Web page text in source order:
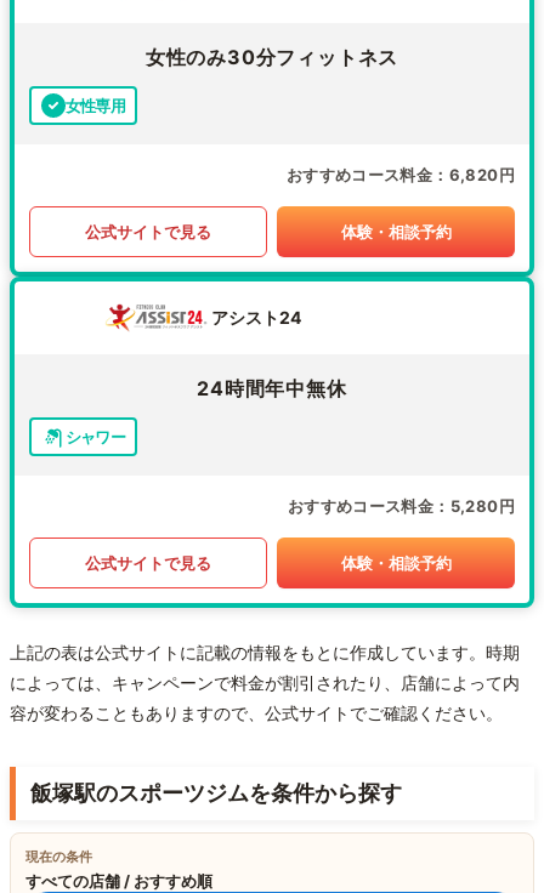
女性のみ30分フィットネス
女性専用
おすすめコース料金 6,820円
公式サイトで見る 体験・相談予約
アシスト24
24時間年中無休
シャワー
おすすめコース料金 5,280円
公式サイトで見る 体験・相談予約
上記の表は公式サイトに記載の情報をもとに作成しています。時期
によっては、キャンペーンで料金が割引されたり、店舗によって内
容が変わることもありますので、公式サイトでご確認ください。
飯塚駅のスポーツジムを条件から探す
現在の条件
すべての店舗 / おすすめ順